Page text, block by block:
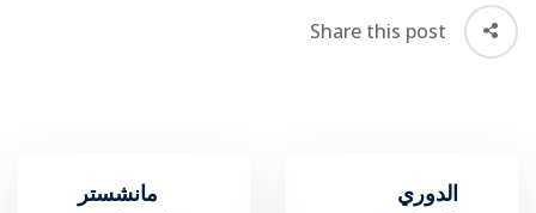
Share this post
مانشستر
الدوري